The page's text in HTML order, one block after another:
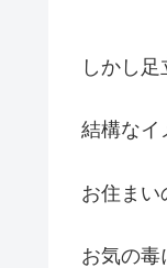
しかし
結構なイ
お住まい
お気の毒